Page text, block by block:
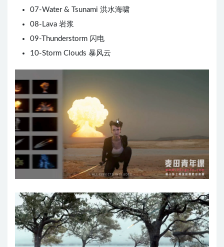
07-Water & Tsunami 洪水海啸
08-Lava 岩浆
09-Thunderstorm 闪电
10-Storm Clouds 暴风云